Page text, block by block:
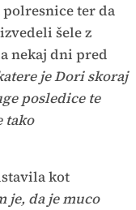
ter da
šele z
nekaj dni pred
je Dori skoraj
posledice te
tako
kot
je, da je muco